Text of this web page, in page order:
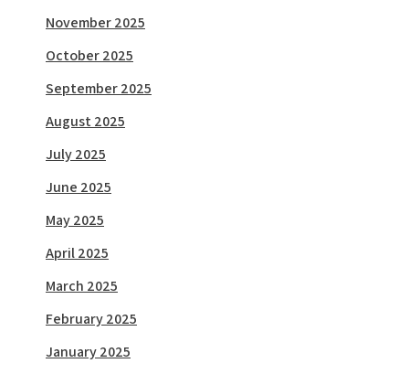
November 2025
October 2025
September 2025
August 2025
July 2025
June 2025
May 2025
April 2025
March 2025
February 2025
January 2025